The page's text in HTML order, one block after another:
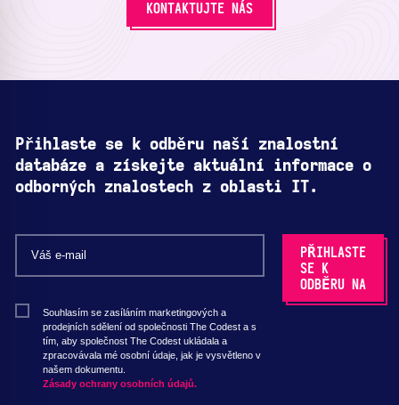
KONTAKTUJTE NÁS
Přihlaste se k odběru naší znalostní
databáze a získejte aktuální informace o
odborných znalostech z oblasti IT.
Souhlasím se zasíláním marketingových a
prodejních sdělení od společnosti The Codest a s
tím, aby společnost The Codest ukládala a
zpracovávala mé osobní údaje, jak je vysvětleno v
našem dokumentu.
Zásady ochrany osobních údajů.